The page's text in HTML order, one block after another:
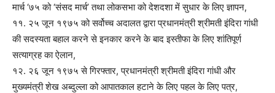
मार्च ‘७५ को ‘संसद मार्च’ तथा लोकसभा को देशदशा में सुधार के लिए ज्ञापन,
११. २५ जून १९७५ को सर्वोच्च अदालत द्वारा प्रधानमंत्री श्रीमती इंदिरा गांधी
की सदस्यता बहाल करने से इनकार करने के बाद इस्तीफा के लिए शांतिपूर्ण
सत्याग्रह का ऐलान,
१२. २६ जून १९७५ से गिरफ्तार, प्रधानमंत्री श्रीमती इंदिरा गांधी और
मुख्यमंत्री शेख अब्दुल्ला को आपातकाल हटाने के लिए पहल के लिए पत्र,